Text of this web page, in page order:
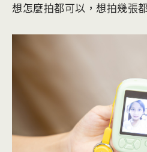
想怎麼拍都可以，想拍幾張